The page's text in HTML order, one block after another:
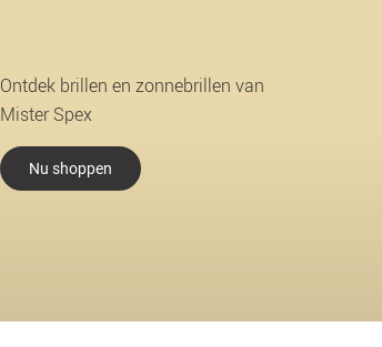
Ontdek brillen en zonnebrillen van
Mister Spex
Nu shoppen